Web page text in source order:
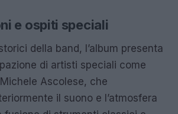
e ospiti speciali
della band, l’album presenta
di artisti speciali come
Ascolese, che
il suono e l’atmosfera